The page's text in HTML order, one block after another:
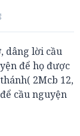
dâng lời cầu
để họ được
2Mcb 12,
cầu nguyện